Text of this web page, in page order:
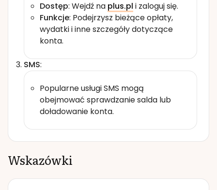
Dostęp: Wejdź na plus.pl i zaloguj się.
Funkcje: Podejrzysz bieżące opłaty,
wydatki i inne szczegóły dotyczące
konta.
SMS:
Popularne usługi SMS mogą
obejmować sprawdzanie salda lub
doładowanie konta.
Wskazówki